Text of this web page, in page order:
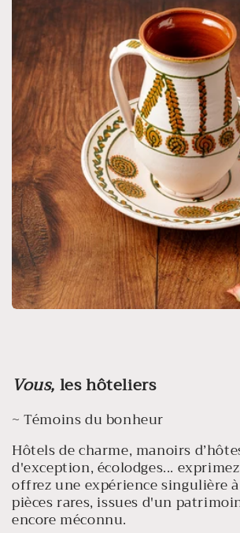
Vous, les hôteliers
~ Témoins du bonheur
Hôtels de charme, manoirs
d'exception, écolodges...
offrez une expérience singulière
pièces rares, issues d'un
encore méconnu.